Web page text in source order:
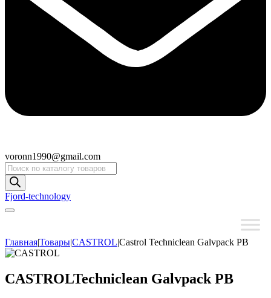
voronn1990@gmail.com
Поиск
товаров
Fjord-technology
Главная|Товары|CASTROL|Castrol Techniclean Galvpack PB
CASTROLTechniclean Galvpack PB